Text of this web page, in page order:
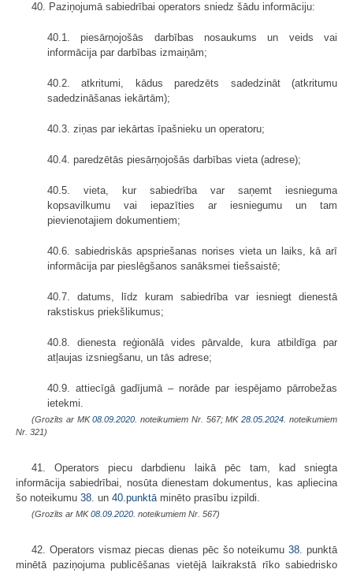
40. Paziņojumā sabiedrībai operators sniedz šādu informāciju:
40.1. piesārņojošās darbības nosaukums un veids vai
informācija par darbības izmaiņām;
40.2. atkritumi, kādus paredzēts sadedzināt (atkritumu
sadedzināšanas iekārtām);
40.3. ziņas par iekārtas īpašnieku un operatoru;
40.4. paredzētās piesārņojošās darbības vieta (adrese);
40.5. vieta, kur sabiedrība var saņemt iesnieguma
kopsavilkumu vai iepazīties ar iesniegumu un tam
pievienotajiem dokumentiem;
40.6. sabiedriskās apspriešanas norises vieta un laiks, kā arī
informācija par pieslēgšanos sanāksmei tiešsaistē;
40.7. datums, līdz kuram sabiedrība var iesniegt dienestā
rakstiskus priekšlikumus;
40.8. dienesta reģionālā vides pārvalde, kura atbildīga par
atļaujas izsniegšanu, un tās adrese;
40.9. attiecīgā gadījumā – norāde par iespējamo pārrobežas
ietekmi.
(Grozīts ar MK08.09.2020. noteikumiem Nr. 567; MK28.05.2024. noteikumiem
Nr. 321)
41. Operators piecu darbdienu laikā pēc tam, kad sniegta
informācija sabiedrībai, nosūta dienestam dokumentus, kas apliecina
šo noteikumu 38. un 40.punktāminēto prasību izpildi.
(Grozīts ar MK08.09.2020. noteikumiem Nr. 567)
42. Operators vismaz piecas dienas pēc šo noteikumu38. punktā
minētā paziņojuma publicēšanas vietējā laikrakstā rīko sabiedrisko